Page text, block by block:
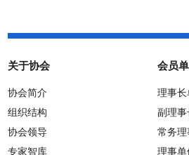
关于协会
协会简介
组织结构
协会领导
专家智库
会员
理事长
副理事
常务理
理事单